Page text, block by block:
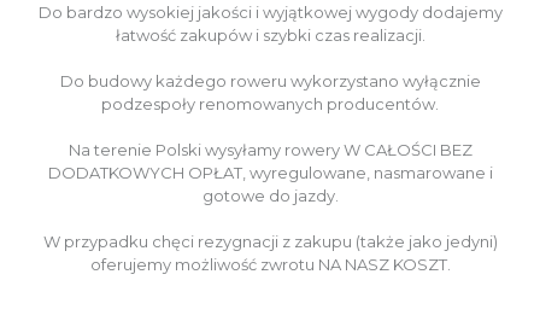
Do bardzo wysokiej jakości i wyjątkowej wygody dodajemy
łatwość zakupów i szybki czas realizacji.
Do budowy każdego roweru wykorzystano wyłącznie
podzespoły renomowanych producentów.
Na terenie Polski wysyłamy rowery W CAŁOŚCI BEZ
DODATKOWYCH OPŁAT, wyregulowane, nasmarowane i
gotowe do jazdy.
W przypadku chęci rezygnacji z zakupu (także jako jedyni)
oferujemy możliwość zwrotu NA NASZ KOSZT.